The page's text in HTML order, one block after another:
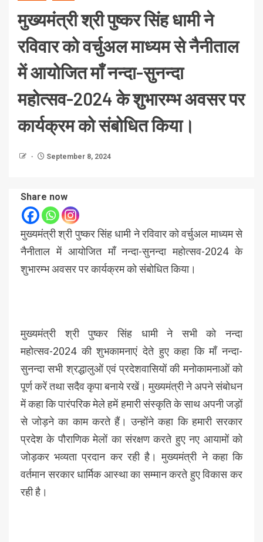
मुख्यमंत्री श्री पुष्कर सिंह धामी ने
रविवार को वर्चुअल माध्यम से नैनीताल
में आयोजित माँ नन्दा-सुनन्दा
महोत्सव-2024 के शुभारम्भ अवसर पर
कार्यक्रम को संबोधित किया।
September 8, 2024
Share now
मुख्यमंत्री श्री पुष्कर सिंह धामी ने रविवार को वर्चुअल माध्यम से
नैनीताल में आयोजित माँ नन्दा-सुनन्दा महोत्सव-2024 के
शुभारम्भ अवसर पर कार्यक्रम को संबोधित किया।
मुख्यमंत्री श्री पुष्कर सिंह धामी ने सभी को नन्दा
महोत्सव-2024 की शुभकामनाएं देते हुए कहा कि माँ नन्दा-
सुनन्दा सभी श्रद्धालुओं एवं प्रदेशवासियों की मनोकामनाओं को
पूर्ण करें तथा सदैव कृपा बनाये रखें। मुख्यमंत्री ने अपने संबोधन
में कहा कि पारंपरिक मेले हमें हमारी संस्कृति के साथ अपनी जड़ों
से जोड़ने का काम करते हैं। उन्होंने कहा कि हमारी सरकार
प्रदेश के पौराणिक मेलों का संरक्षण करते हुए नए आयामों को
जोड़कर भव्यता प्रदान कर रही है। मुख्यमंत्री ने कहा कि
वर्तमान सरकार धार्मिक आस्था का सम्मान करते हुए विकास कर
रही है।